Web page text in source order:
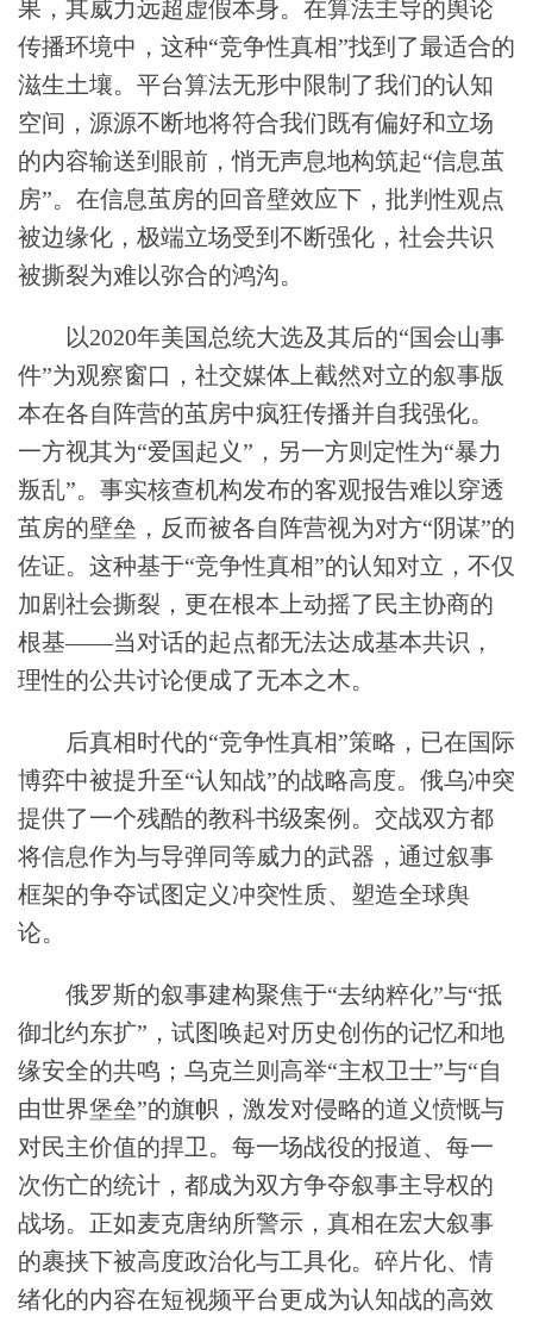
果，其威力远超虚假本身。在算法主导的舆论
传播环境中，这种“竞争性真相”找到了最适合的
滋生土壤。平台算法无形中限制了我们的认知
空间，源源不断地将符合我们既有偏好和立场
的内容输送到眼前，悄无声息地构筑起“信息茧
房”。在信息茧房的回音壁效应下，批判性观点
被边缘化，极端立场受到不断强化，社会共识
被撕裂为难以弥合的鸿沟。
以2020年美国总统大选及其后的“国会山事
件”为观察窗口，社交媒体上截然对立的叙事版
本在各自阵营的茧房中疯狂传播并自我强化。
一方视其为“爱国起义”，另一方则定性为“暴力
叛乱”。事实核查机构发布的客观报告难以穿透
茧房的壁垒，反而被各自阵营视为对方“阴谋”的
佐证。这种基于“竞争性真相”的认知对立，不仅
加剧社会撕裂，更在根本上动摇了民主协商的
根基——当对话的起点都无法达成基本共识，
理性的公共讨论便成了无本之木。
后真相时代的“竞争性真相”策略，已在国际
博弈中被提升至“认知战”的战略高度。俄乌冲突
提供了一个残酷的教科书级案例。交战双方都
将信息作为与导弹同等威力的武器，通过叙事
框架的争夺试图定义冲突性质、塑造全球舆
论。
俄罗斯的叙事建构聚焦于“去纳粹化”与“抵
御北约东扩”，试图唤起对历史创伤的记忆和地
缘安全的共鸣；乌克兰则高举“主权卫士”与“自
由世界堡垒”的旗帜，激发对侵略的道义愤慨与
对民主价值的捍卫。每一场战役的报道、每一
次伤亡的统计，都成为双方争夺叙事主导权的
战场。正如麦克唐纳所警示，真相在宏大叙事
的裹挟下被高度政治化与工具化。碎片化、情
绪化的内容在短视频平台更成为认知战的高效